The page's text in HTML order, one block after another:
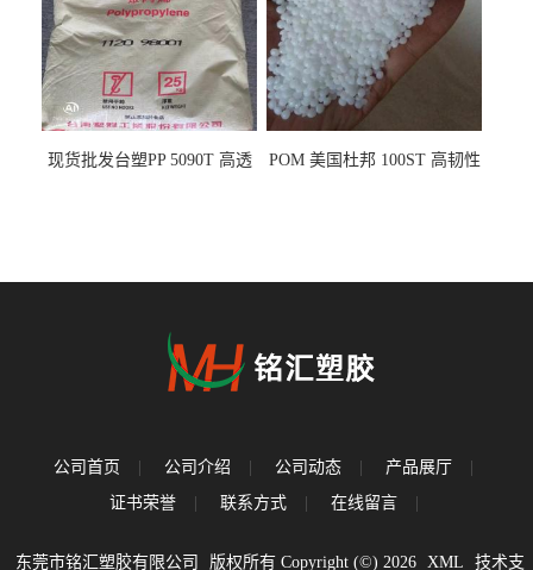
现货批发台塑PP 5090T 高透
POM 美国杜邦 100ST 高韧性
公司首页 | 公司介绍 | 公司动态 | 产品展厅
|
证书荣誉
| 联系方式 | 在线留言 |
东莞市铭汇塑胶有限公司 版权所有 Copyright (©) 2026 XML 技术支